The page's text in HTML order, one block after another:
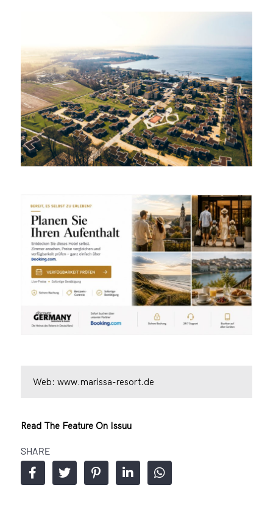
Web: www.marissa-resort.de
Read The Feature On Issuu
SHARE